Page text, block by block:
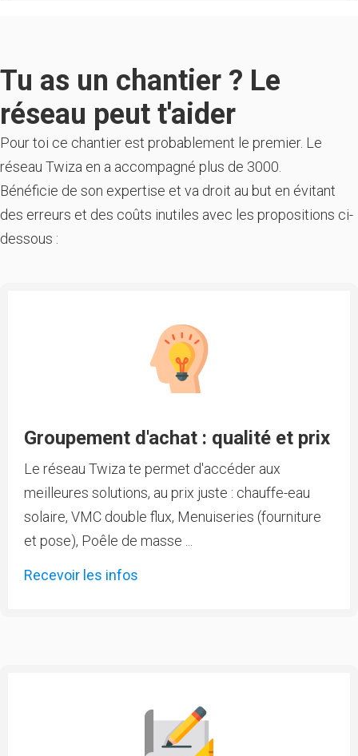
Tu as un chantier ? Le
réseau peut t'aider
Pour toi ce chantier est probablement le premier. Le
réseau Twiza en a accompagné plus de 3000.
Bénéficie de son expertise et va droit au but en évitant
des erreurs et des coûts inutiles avec les propositions ci-
dessous :
Groupement d'achat : qualité et prix
Le réseau Twiza te permet d'accéder aux
meilleures solutions, au prix juste : chauffe-eau
solaire, VMC double flux, Menuiseries (fourniture
et pose), Poêle de masse ...
Recevoir les infos